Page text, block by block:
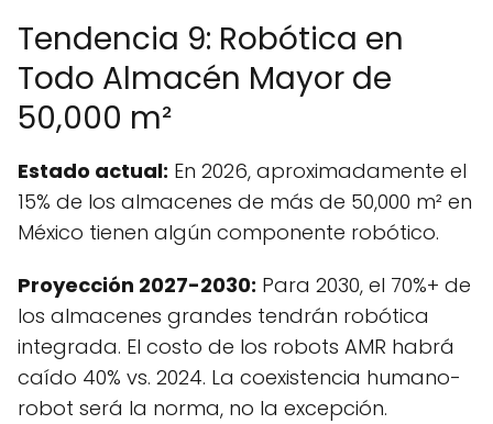
Tendencia 9: Robótica en
Todo Almacén Mayor de
50,000 m²
Estado actual: En 2026, aproximadamente el
15% de los almacenes de más de 50,000 m² en
México tienen algún componente robótico.
Proyección 2027-2030: Para 2030, el 70%+ de
los almacenes grandes tendrán robótica
integrada. El costo de los robots AMR habrá
caído 40% vs. 2024. La coexistencia humano-
robot será la norma, no la excepción.